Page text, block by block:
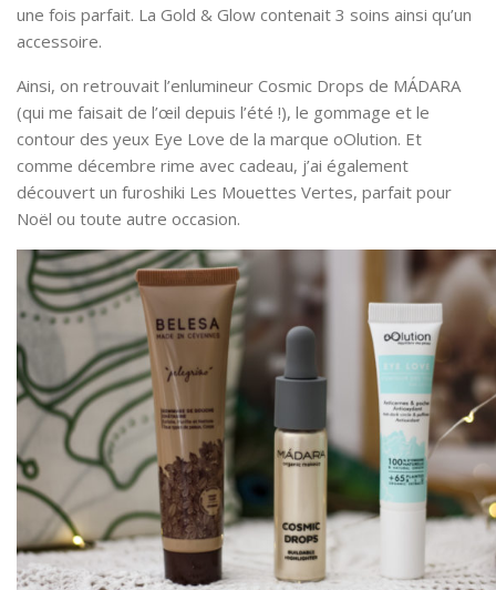
une fois parfait. La Gold & Glow contenait 3 soins ainsi qu’un
accessoire.
Ainsi, on retrouvait l’enlumineur Cosmic Drops de MÁDARA
(qui me faisait de l’œil depuis l’été !), le gommage et le
contour des yeux Eye Love de la marque oOlution. Et
comme décembre rime avec cadeau, j’ai également
découvert un furoshiki Les Mouettes Vertes, parfait pour
Noël ou toute autre occasion.